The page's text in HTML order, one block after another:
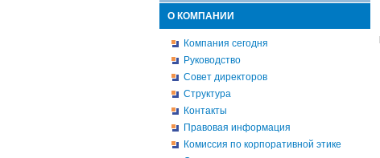
О КОМПАНИИ
Компания сегодня
Руководство
Совет директоров
Структура
Контакты
Правовая информация
Комиссия по корпоративной этике